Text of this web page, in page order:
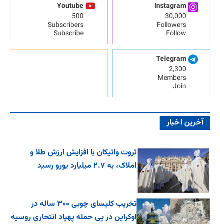
Instagram
30,000
Followers
Follow
Youtube
500
Subscribers
Subscribe
Telegram
2,300
Members
Join
آخرین اخبار
ثروت واتیکان با افزایش ارزش طلا و
املاک، به ۲.۷ میلیارد یورو رسید
تخریب کلیسای چوبی ۳۰۰ ساله در
اوکراین در پی حمله پهپاد انتحاری روسیه